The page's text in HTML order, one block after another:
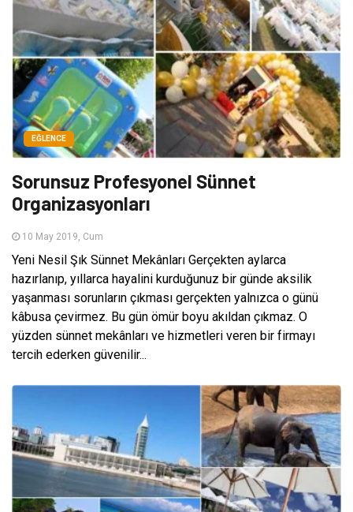
EĞLENCE
Sorunsuz Profesyonel Sünnet
Organizasyonları
10 May 2019, Cum
Yeni Nesil Şık Sünnet Mekânları Gerçekten aylarca
hazırlanıp, yıllarca hayalini kurduğunuz bir günde aksilik
yaşanması sorunların çıkması gerçekten yalnızca o günü
kâbusa çevirmez. Bu gün ömür boyu akıldan çıkmaz. O
yüzden sünnet mekânları ve hizmetleri veren bir firmayı
tercih ederken güvenilir...